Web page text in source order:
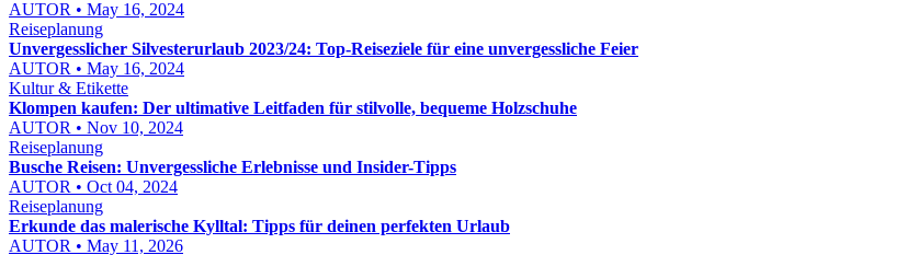
AUTOR • May 16, 2024
Reiseplanung
Unvergesslicher Silvesterurlaub 2023/24: Top-Reiseziele für eine unvergessliche Feier
AUTOR • May 16, 2024
Kultur & Etikette
Klompen kaufen: Der ultimative Leitfaden für stilvolle, bequeme Holzschuhe
AUTOR • Nov 10, 2024
Reiseplanung
Busche Reisen: Unvergessliche Erlebnisse und Insider-Tipps
AUTOR • Oct 04, 2024
Reiseplanung
Erkunde das malerische Kylltal: Tipps für deinen perfekten Urlaub
AUTOR • May 11, 2026